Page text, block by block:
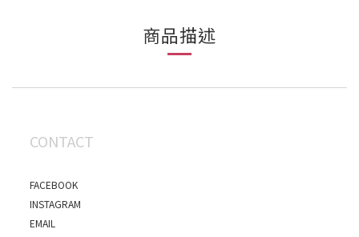
商品描述
CONTACT
FACEBOOK
INSTAGRAM
EMAIL